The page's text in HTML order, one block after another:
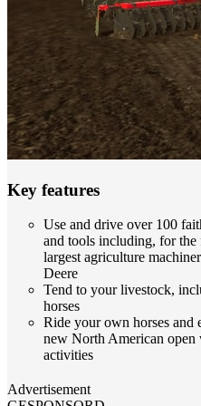
Key features
Use and drive over 100
and tools including, for
largest agriculture
Deere
Tend to your livestock,
horses
Ride your own horses and
new North American
activities
Advertisement